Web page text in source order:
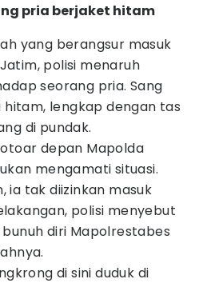
pria berjaket hitam
yang berangsur masuk
polisi menaruh
seorang pria. Sang
lengkap dengan tas
di pundak.
depan Mapolda
mengamati situasi.
ia tak diizinkan masuk
polisi menyebut
diri Mapolrestabes
di sini duduk di